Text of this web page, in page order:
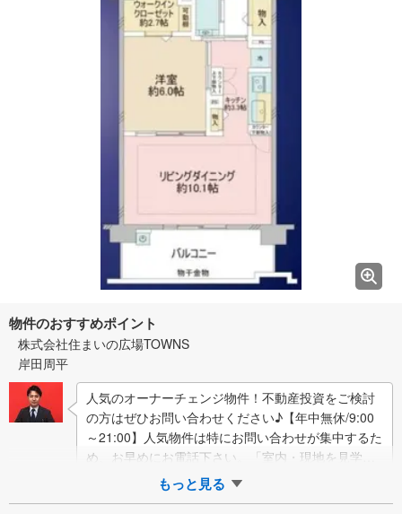
物件のおすすめポイント
株式会社住まいの広場TOWNS
岸田周平
人気のオーナーチェンジ物件！不動産投資をご検討
の方はぜひお問い合わせください♪【年中無休/9:00
～21:00】人気物件は特にお問い合わせが集中するた
め、お早めにお電話下さい。「室内・現地を見学す
る」ボタンよりご予約頂くとご見学が…
もっと見る